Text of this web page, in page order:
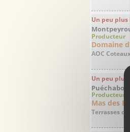
Un peu plus
Producteur
Domaine
AOC
Un peu plus
Puéchabon
Producteur
Mas des
Terrasses du